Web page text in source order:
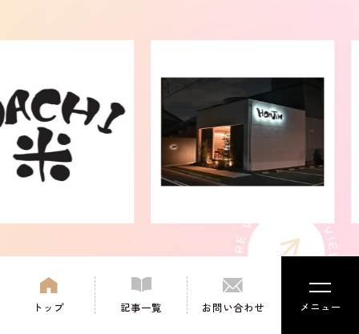
トップ 記事一覧 お問い合わせ メニュー